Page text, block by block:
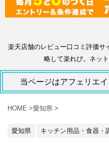
楽天店舗のレビュー口コミ評価サ
略して楽れび。ネッ
当ページはアフェリエ
HOME >愛知県 >
愛知県 キッチン用品・食器・